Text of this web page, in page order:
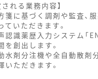
される業務内容】
箋に基づく調剤や監査、
ていただきます。
認識薬歴入力システム「
を創出します。
水剤分注機や全自動散剤
いただきます。